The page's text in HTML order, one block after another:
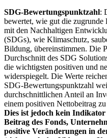
SDG-Bewertungspunktzahl:
bewertet, wie gut die zugrunde
mit den Nachhaltigen
(SDGs), wie Klimaschutz,
Bildung, übereinstimmen. Die
Durchschnitt des SDG
die wichtigsten positiven und
widerspiegelt. Die Werte
SDG-Bewertungspunktzahl
durchschnittlichen Anteil an
einem positiven Nettobeitrag
Dies ist jedoch kein
Beitrag des Fonds,
positive Veränderungen in